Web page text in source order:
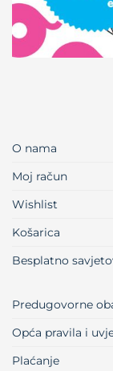
O nama
Moj račun
Wishlist
Košarica
Besplatno
Predugovorne
Opća pravila i
Plaćanje